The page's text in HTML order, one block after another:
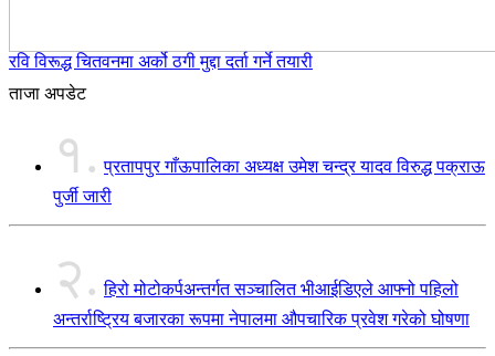
रवि विरूद्ध चितवनमा अर्को ठगी मुद्दा दर्ता गर्ने तयारी
ताजा अपडेट
१. प्रतापपुर गाँऊपालिका अध्यक्ष उमेश चन्द्र यादव विरुद्ध पक्राऊ
पुर्जी जारी
२. हिरो मोटोकर्पअन्तर्गत सञ्चालित भीआईडिएले आफ्नो पहिलो
अन्तर्राष्ट्रिय बजारका रूपमा नेपालमा औपचारिक प्रवेश गरेको घोषणा